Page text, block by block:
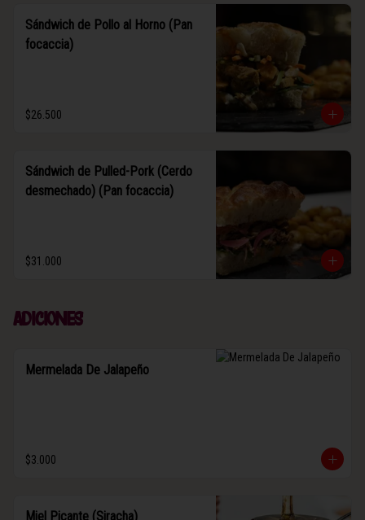
Sándwich de Pollo al Horno (Pan
focaccia)
$26.500
Sándwich de Pulled-Pork (Cerdo
desmechado) (Pan focaccia)
$31.000
Adiciones
Mermelada De Jalapeño
$3.000
Miel Picante (Siracha)